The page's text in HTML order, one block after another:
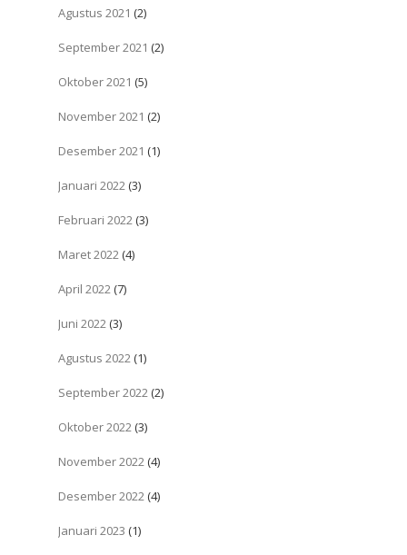
Agustus 2021 (2)
September 2021 (2)
Oktober 2021 (5)
November 2021 (2)
Desember 2021 (1)
Januari 2022 (3)
Februari 2022 (3)
Maret 2022 (4)
April 2022 (7)
Juni 2022 (3)
Agustus 2022 (1)
September 2022 (2)
Oktober 2022 (3)
November 2022 (4)
Desember 2022 (4)
Januari 2023 (1)